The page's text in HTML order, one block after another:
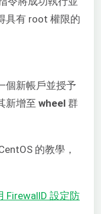
具有 root 權限的
個新帳戶並授予
新增至 wheel 群
的教學，
FirewallD 設定防